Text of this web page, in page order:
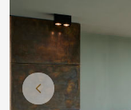
Vorherige